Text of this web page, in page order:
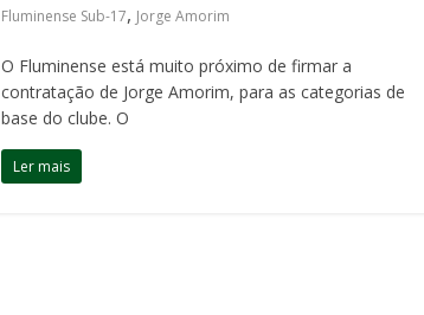
Fluminense Sub-17, Jorge Amorim
O Fluminense está muito próximo de firmar a
contratação de Jorge Amorim, para as categorias de
base do clube. O
Ler mais